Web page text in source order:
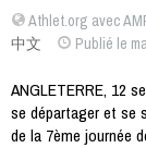
Athlet.org avec
中文
Publié le
ANGLETERRE, 12
se départager et se
de la 7ème journée